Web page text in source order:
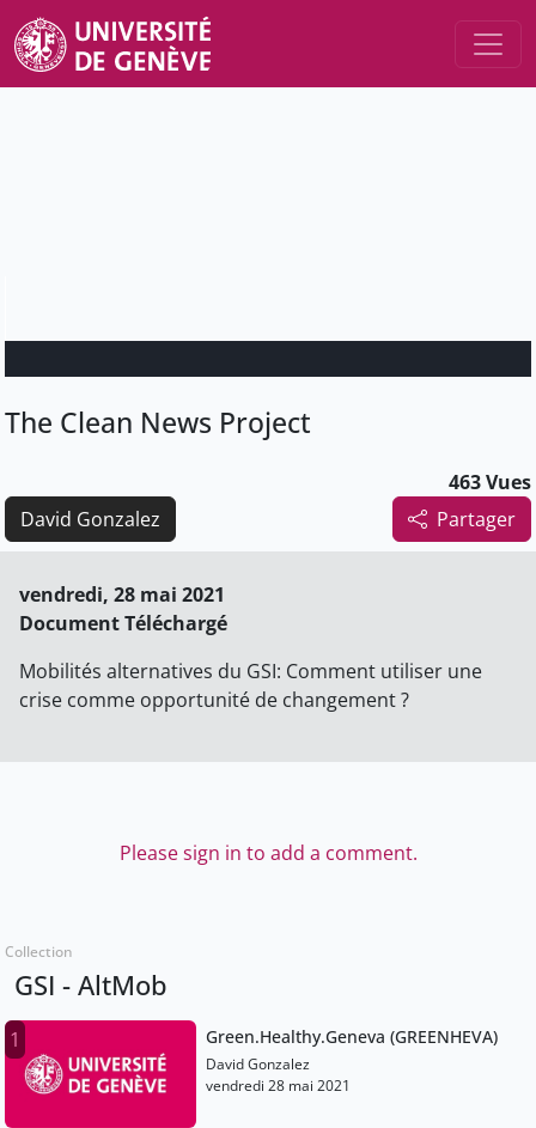
The Clean News Project
463 Vues
Partager
David Gonzalez
vendredi, 28 mai 2021
Document Téléchargé
Mobilités alternatives du GSI: Comment utiliser une
crise comme opportunité de changement ?
Please sign in to add a comment.
Collection
GSI - AltMob
1 Green.Healthy.Geneva (GREENHEVA)
David Gonzalez
vendredi 28 mai 2021